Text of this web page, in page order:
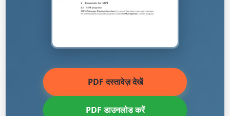
PDF दस्तावेज़ देखें
PDF डाउनलोड करें